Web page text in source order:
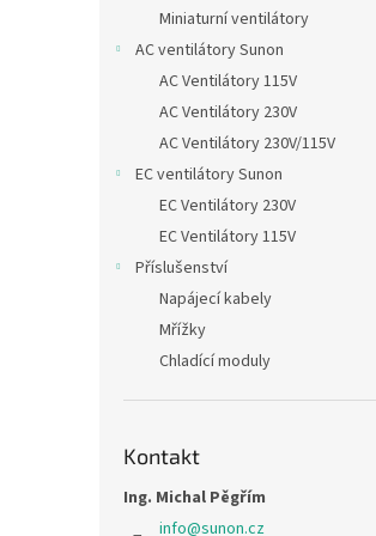
Miniaturní ventilátory
AC ventilátory Sunon
AC Ventilátory 115V
AC Ventilátory 230V
AC Ventilátory 230V/115V
EC ventilátory Sunon
EC Ventilátory 230V
EC Ventilátory 115V
Příslušenství
Napájecí kabely
Mřížky
Chladící moduly
Kontakt
Ing. Michal Pěgřím
info@sunon.cz